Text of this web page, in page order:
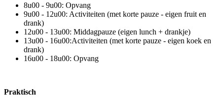
8u00 - 9u00: Opvang
9u00 - 12u00: Activiteiten (met korte pauze - eigen fruit en
drank)
12u00 - 13u00: Middagpauze (eigen lunch + drankje)
13u00 - 16u00:Activiteiten (met korte pauze - eigen koek en
drank)
16u00 - 18u00: Opvang
Praktisch